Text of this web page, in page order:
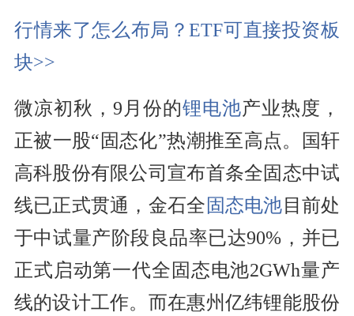
行情来了怎么布局？ETF可直接投资板
块>>
微凉初秋，9月份的锂电池产业热度，
正被一股“固态化”热潮推至高点。国轩
高科股份有限公司宣布首条全固态中试
线已正式贯通，金石全 固态电池 目前处
于中试量产阶段良品率已达90%，并已
正式启动第一代全固态电池2GWh量产
线的设计工作。而在惠州亿纬锂能股份